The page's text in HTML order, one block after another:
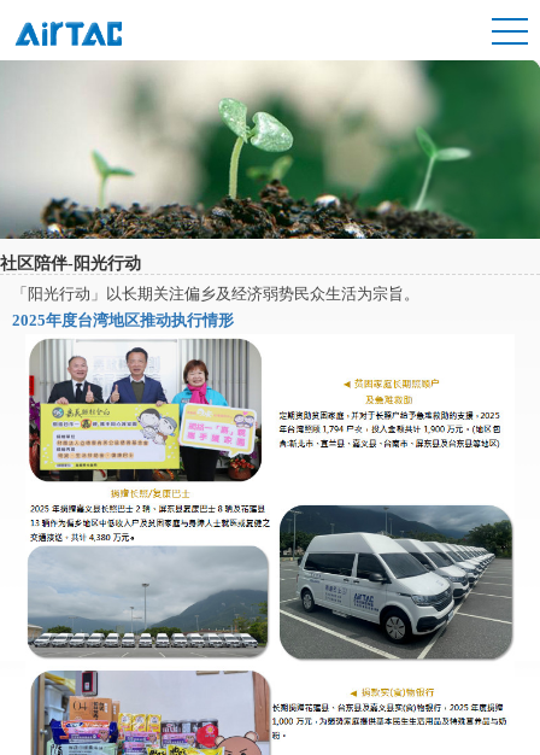
社区陪伴-阳光行动
「阳光行动」以长期关注偏乡及经济弱势民众生活为宗旨。
2025年度台湾地区推动执行情形